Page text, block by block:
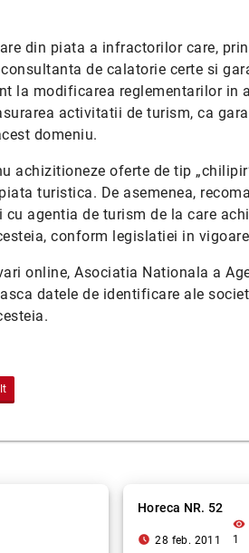
din piata a infractorilor care,
de calatorie certe si
la modificarea reglementarilor in
activitatii de turism, ca
domeniu.
achizitioneze oferte de tip
turistica. De asemenea,
agentia de turism de la care
conform legislatiei in
online, Asociatia Nationala a
datele de identificare ale
Horeca NR. 52
access_time_filled 28 feb. 2011
visibility
1